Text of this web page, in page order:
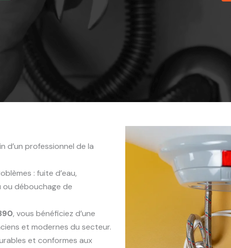
d’un professionnel de la
: fuite d’eau,
débouchage de
, vous bénéficiez d’une
et modernes du secteur.
et conformes aux